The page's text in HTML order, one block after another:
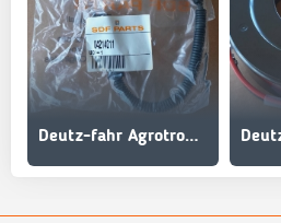
Deutz-fahr Agrotron Sensor 04214011, 0421 4011